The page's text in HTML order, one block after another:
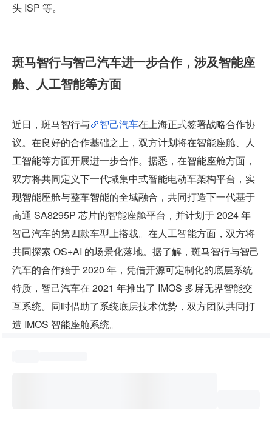
头 ISP 等。
斑马智行与智己汽车进一步合作，涉及智能座
舱、人工智能等方面
近日，斑马智行与 智己汽车在上海正式签署战略合作协
议。在良好的合作基础之上，双方计划将在智能座舱、人
工智能等方面开展进一步合作。据悉，在智能座舱方面，
双方将共同定义下一代域集中式智能电动车架构平台，实
现智能座舱与整车智能的全域融合，共同打造下一代基于
高通 SA8295P 芯片的智能座舱平台，并计划于 2024 年
智己汽车的第四款车型上搭载。在人工智能方面，双方将
共同探索 OS+AI 的场景化落地。据了解，斑马智行与智己
汽车的合作始于 2020 年，凭借开源可定制化的底层系统
特质，智己汽车在 2021 年推出了 IMOS 多屏无界智能交
互系统。同时借助了系统底层技术优势，双方团队共同打
造 IMOS 智能座舱系统。